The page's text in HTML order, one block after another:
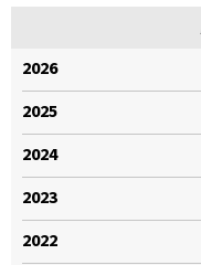
2026
2025
2024
2023
2022